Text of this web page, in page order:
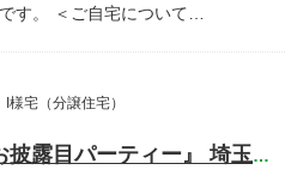
す。
＜ご自宅について…
宅（分譲住宅）
開催しました! 『新築お披露目パーティー』 埼玉県志木市 I様宅